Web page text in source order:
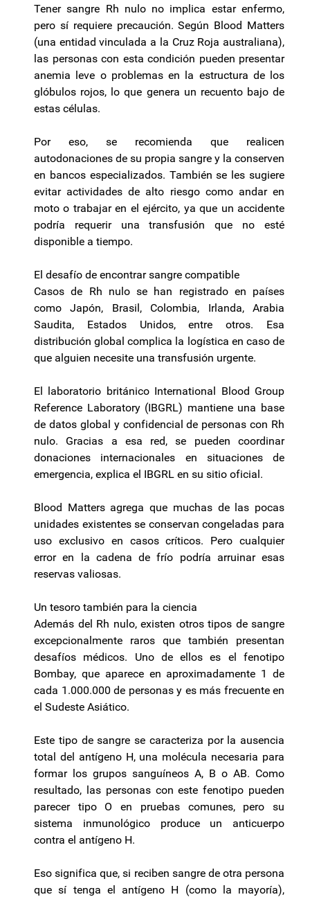
Tener sangre Rh nulo no implica estar enfermo,
pero sí requiere precaución. Según Blood Matters
(una entidad vinculada a la Cruz Roja australiana),
las personas con esta condición pueden presentar
anemia leve o problemas en la estructura de los
glóbulos rojos, lo que genera un recuento bajo de
estas células.
Por eso, se recomienda que realicen
autodonaciones de su propia sangre y la conserven
en bancos especializados. También se les sugiere
evitar actividades de alto riesgo como andar en
moto o trabajar en el ejército, ya que un accidente
podría requerir una transfusión que no esté
disponible a tiempo.
El desafío de encontrar sangre compatible
Casos de Rh nulo se han registrado en países
como Japón, Brasil, Colombia, Irlanda, Arabia
Saudita, Estados Unidos, entre otros. Esa
distribución global complica la logística en caso de
que alguien necesite una transfusión urgente.
El laboratorio británico International Blood Group
Reference Laboratory (IBGRL) mantiene una base
de datos global y confidencial de personas con Rh
nulo. Gracias a esa red, se pueden coordinar
donaciones internacionales en situaciones de
emergencia, explica el IBGRL en su sitio oficial.
Blood Matters agrega que muchas de las pocas
unidades existentes se conservan congeladas para
uso exclusivo en casos críticos. Pero cualquier
error en la cadena de frío podría arruinar esas
reservas valiosas.
Un tesoro también para la ciencia
Además del Rh nulo, existen otros tipos de sangre
excepcionalmente raros que también presentan
desafíos médicos. Uno de ellos es el fenotipo
Bombay, que aparece en aproximadamente 1 de
cada 1.000.000 de personas y es más frecuente en
el Sudeste Asiático.
Este tipo de sangre se caracteriza por la ausencia
total del antígeno H, una molécula necesaria para
formar los grupos sanguíneos A, B o AB. Como
resultado, las personas con este fenotipo pueden
parecer tipo O en pruebas comunes, pero su
sistema inmunológico produce un anticuerpo
contra el antígeno H.
Eso significa que, si reciben sangre de otra persona
que sí tenga el antígeno H (como la mayoría),